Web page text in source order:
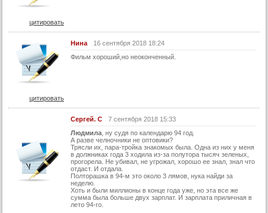
27 серия
28 серия
30 серия
31 серия
цитировать
Нина
16 сентября 2018 18:24
Фильм хороший,но неоконченный.
цитировать
Сергей. C
7 сентября 2018 15:33
Людмила , ну судя по календарю 94 год.
А разве челночники не оптовики?
Трясли их, пара-тройка знакомых была. Одна из них у меня
в должниках года 3 ходила из-за полутора тысяч зеленых,
прогорела. Не убивал, не угрожал, хорошо ее знал, знал что
отдаст. И отдала.
Полторашка в 94-м это около 3 лямов, нука найди за
неделю.
Хоть и были миллионы в конце года уже, но эта все же
сумма была больше двух зарплат. И зарплата приличная в
лето 94-го.